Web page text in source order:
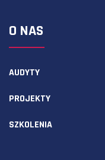
O NAS
AUDYTY
PROJEKTY
SZKOLENIA